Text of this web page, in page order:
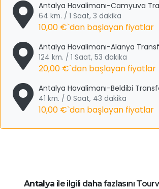
Antalya Havalimanı-Camyuva
64 km. / 1 Saat, 3 dakika
10,00 €`dan başlayan fiyatlar
Antalya Havalimanı-Alanya
124 km. / 1 Saat, 53 dakika
20,00 €`dan başlayan fiyatlar
Antalya Havalimanı-Beldibi
41 km. / 0 Saat, 43 dakika
10,00 €`dan başlayan fiyatlar
Antalya ile ilgili daha fazlasını